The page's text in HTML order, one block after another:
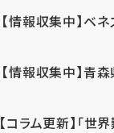
【情報収集中】ベ
【情報収集中】青
【コラム更新】「